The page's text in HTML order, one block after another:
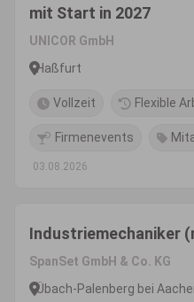
mit Start in 2027
UNICOR GmbH
Haßfurt
Vollzeit Flexible
Firmenevents
03.08.2026
Industriemechaniker
SpanSet GmbH & Co. KG
Übach-Palenberg bei